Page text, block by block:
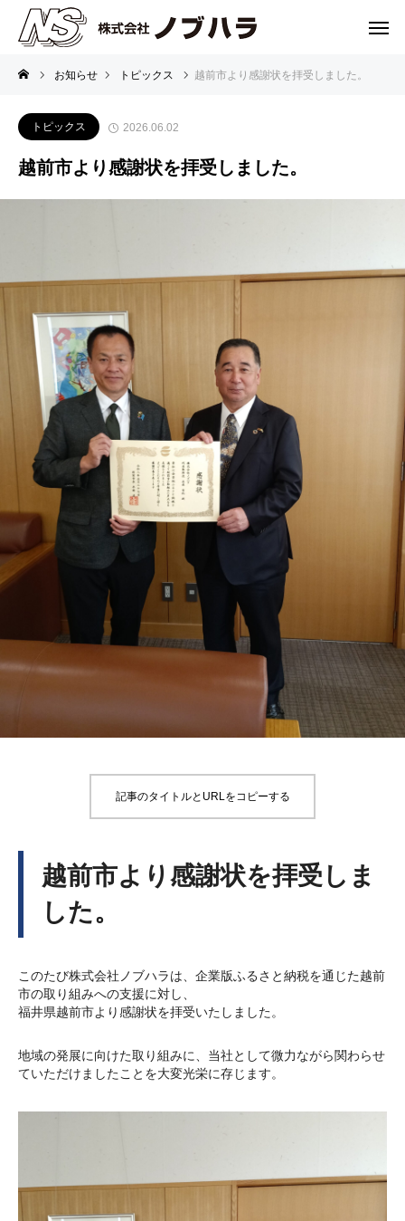
お知らせ トピックス 越前市より感謝状を拝受しました。
トピックス 2026.06.02
越前市より感謝状を拝受しました。
記事のタイトルとURLをコピーする
越前市より感謝状を拝受しま
した。
このたび株式会社ノブハラは、企業版ふるさと納税を通じた越前
市の取り組みへの支援に対し、
福井県越前市より感謝状を拝受いたしました。
地域の発展に向けた取り組みに、当社として微力ながら関わらせ
ていただけましたことを大変光栄に存じます。